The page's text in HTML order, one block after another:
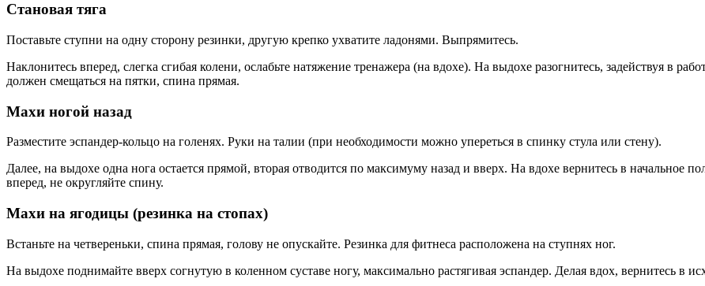
Становая тяга
Поставьте ступни на одну сторону резинки, другую крепко ухватите ладонями. Выпрямитесь.
Наклонитесь вперед, слегка сгибая колени, ослабьте натяжение тренажера (на вдохе). На выдохе разогнитесь, задействуя в
должен смещаться на пятки, спина прямая.
Махи ногой назад
Разместите эспандер-кольцо на голенях. Руки на талии (при необходимости можно упереться в спинку стула или стену).
Далее, на выдохе одна нога остается прямой, вторая отводится по максимуму назад и вверх. На вдохе вернитесь в начальное
вперед, не округляйте спину.
Махи на ягодицы (резинка на стопах)
Встаньте на четвереньки, спина прямая, голову не опускайте. Резинка для фитнеса расположена на ступнях ног.
На выдохе поднимайте вверх согнутую в коленном суставе ногу, максимально растягивая эспандер. Делая вдох, вернитесь в